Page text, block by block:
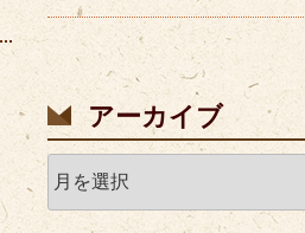
アーカイブ
ー
カ